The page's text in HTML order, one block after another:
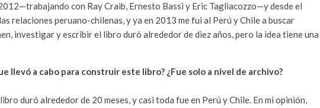
con Ray Craib, Ernesto Bassi y Eric Tagliacozzo—y desde el
relaciones peruano-chilenas, y ya en 2013 me fui al Perú y Chile a buscar
investigar y escribir el libro duró alrededor de diez años, pero la idea tiene una
llevó a cabo para construir este libro? ¿Fue solo a nivel de archivo?
duró alrededor de 20 meses, y casi toda fue en Perú y Chile. En mi opinión,